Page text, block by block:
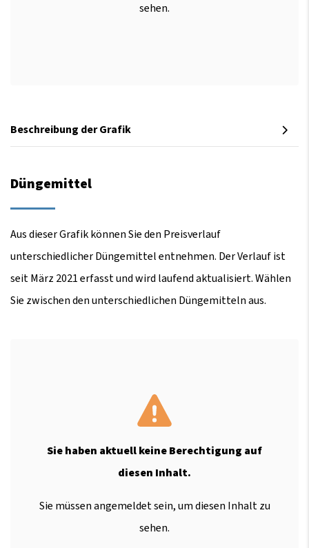
sehen.
Beschreibung der Grafik
Düngemittel
Aus dieser Grafik können Sie den Preisverlauf
unterschiedlicher Düngemittel entnehmen. Der Verlauf ist
seit März 2021 erfasst und wird laufend aktualisiert. Wählen
Sie zwischen den unterschiedlichen Düngemitteln aus.
Sie haben aktuell keine Berechtigung auf
diesen Inhalt.
Sie müssen angemeldet sein, um diesen Inhalt zu
sehen.